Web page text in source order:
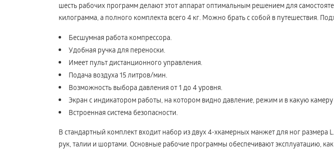
шесть рабочих программ делают этот аппарат оптимальным решением для
килограмма, а полного комплекта всего 4 кг. Можно брать с собой в путешествия.
Бесшумная работа компрессора.
Удобная ручка для переноски.
Имеет пульт дистанционного управления.
Подача воздуха 15 литров/мин.
Возможность выбора давления от 1 до 4 уровня.
Экран с индикатором работы, на котором видно давление, режим и в какую камеру
Встроенная система безопасности.
В стандартный комплект входит набор из двух 4-хкамерных манжет для ног
рук, талии и шортами. Основные рабочие программы обеспечивают эксплуатацию,